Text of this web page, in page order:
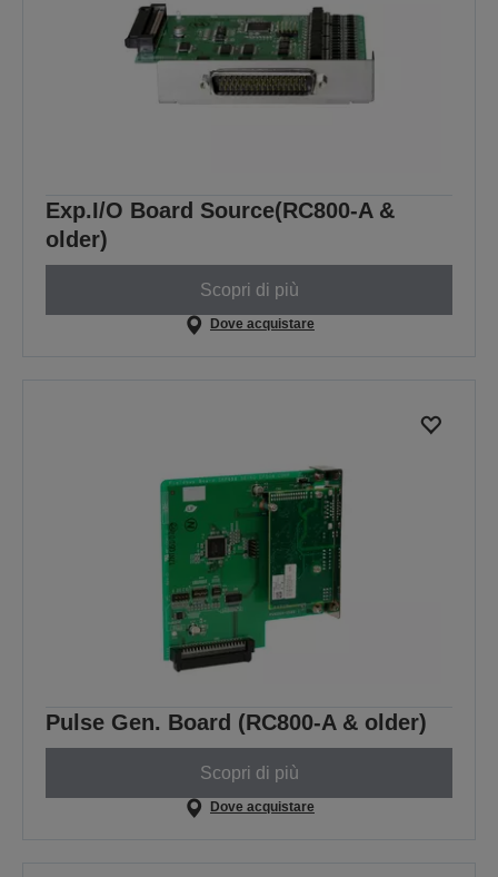
Exp.I/O Board Source(RC800-A &
older)
Scopri di più
Dove acquistare
Pulse Gen. Board (RC800-A & older)
Scopri di più
Dove acquistare